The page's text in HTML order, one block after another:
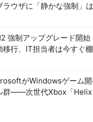
ウザに「静かな強制」
強制アップグレード開始
移行、IT担当者は今すぐ
がWindowsゲーム開
群——次世代Xbox「Helix